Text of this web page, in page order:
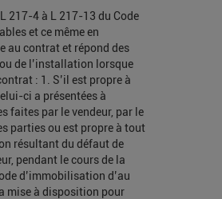
217-4 à L 217-13 du Code
et ce même en
au contrat et répond des
de l’installation lorsque
: 1. S’il est propre à
ci a présentées à
faites par le vendeur, par le
parties ou est propre à tout
résultant du défaut de
pendant le cours de la
d’immobilisation d’au
mise à disposition pour